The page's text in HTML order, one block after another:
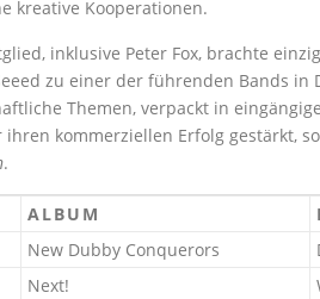
kreative Kooperationen.
inklusive Peter Fox, brachte
zu einer der führenden Bands
Themen, verpackt in
kommerziellen Erfolg gestärkt,
.
ALBUM
New Dubby Conquerors
Next!